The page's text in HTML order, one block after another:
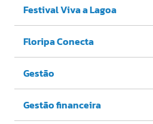
Festival Viva a Lagoa
Floripa Conecta
Gestão
Gestão financeira